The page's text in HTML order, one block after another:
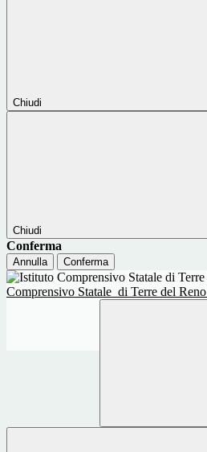
Chiudi
Chiudi
Conferma
Annulla Conferma
Comprensivo Statale di Terre del Reno